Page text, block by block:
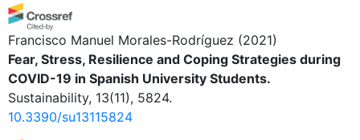
Francisco Manuel Morales-Rodríguez (2021)
Fear, Stress, Resilience and Coping Strategies during
COVID-19 in Spanish University Students.
Sustainability, 13(11), 5824.
10.3390/su13115824